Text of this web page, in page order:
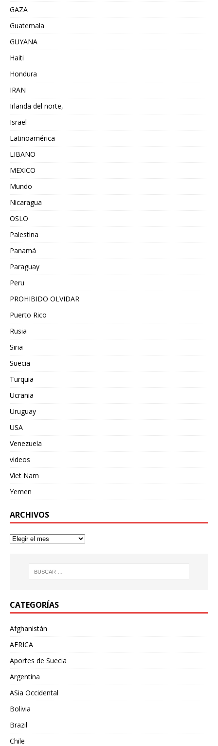
GAZA
Guatemala
GUYANA
Haiti
Hondura
IRAN
Irlanda del norte,
Israel
Latinoamérica
LIBANO
MEXICO
Mundo
Nicaragua
OSLO
Palestina
Panamá
Paraguay
Peru
PROHIBIDO OLVIDAR
Puerto Rico
Rusia
Siria
Suecia
Turquia
Ucrania
Uruguay
USA
Venezuela
videos
Viet Nam
Yemen
ARCHIVOS
CATEGORÍAS
Afghanistán
AFRICA
Aportes de Suecia
Argentina
ASia Occidental
Bolivia
Brazil
Chile